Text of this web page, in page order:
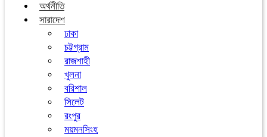
অর্থনীতি
সারাদেশ
ঢাকা
চট্টগ্রাম
রাজশাহী
খুলনা
বরিশাল
সিলেট
রংপুর
ময়মনসিংহ